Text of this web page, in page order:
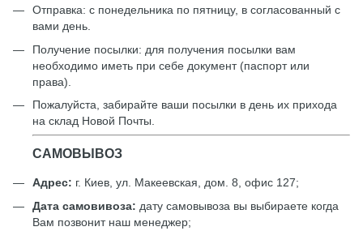
Отправка: с понедельника по пятницу, в согласованный с
вами день.
Получение посылки: для получения посылки вам
необходимо иметь при себе документ (паспорт или
права).
Пожалуйста, забирайте ваши посылки в день их прихода
на склад Новой Почты.
САМОВЫВОЗ
Адрес: г. Киев, ул. Макеевская, дом. 8, офис 127;
Дата самовивоза: дату самовывоза вы выбираете когда
Вам позвонит наш менеджер;